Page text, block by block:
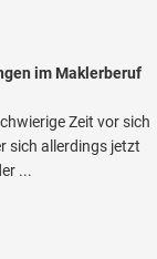
im Maklerberuf
Zeit vor sich
sich allerdings jetzt
...